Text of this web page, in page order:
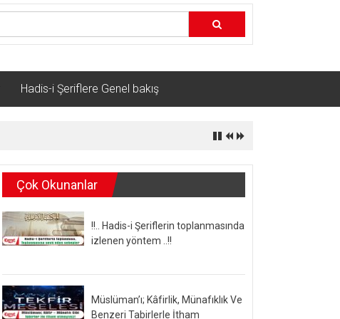
Hadis-i Şeriflere Genel bakış
Çok Okunanlar
!!.. Hadis-i Şeriflerin toplanmasında
izlenen yöntem ..!!
Müslüman’ı; Kâfirlik, Münafıklık Ve
Benzeri Tabirlerle İtham